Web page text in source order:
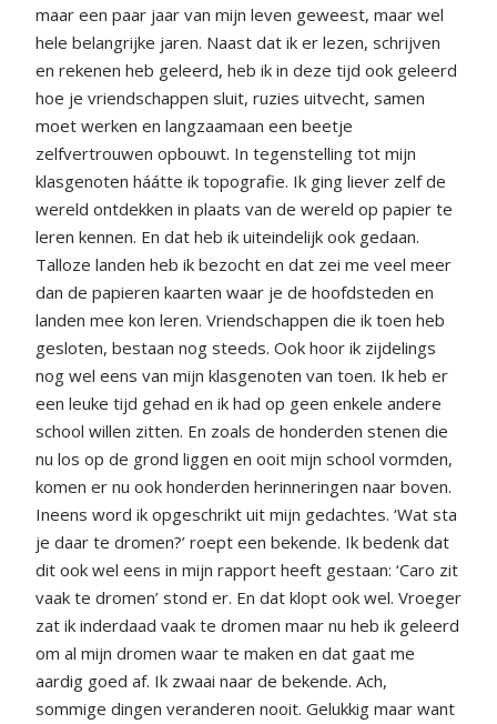
maar een paar jaar van mijn leven geweest, maar wel
hele belangrijke jaren. Naast dat ik er lezen, schrijven
en rekenen heb geleerd, heb ik in deze tijd ook geleerd
hoe je vriendschappen sluit, ruzies uitvecht, samen
moet werken en langzaamaan een beetje
zelfvertrouwen opbouwt. In tegenstelling tot mijn
klasgenoten háátte ik topografie. Ik ging liever zelf de
wereld ontdekken in plaats van de wereld op papier te
leren kennen. En dat heb ik uiteindelijk ook gedaan.
Talloze landen heb ik bezocht en dat zei me veel meer
dan de papieren kaarten waar je de hoofdsteden en
landen mee kon leren. Vriendschappen die ik toen heb
gesloten, bestaan nog steeds. Ook hoor ik zijdelings
nog wel eens van mijn klasgenoten van toen. Ik heb er
een leuke tijd gehad en ik had op geen enkele andere
school willen zitten. En zoals de honderden stenen die
nu los op de grond liggen en ooit mijn school vormden,
komen er nu ook honderden herinneringen naar boven.
Ineens word ik opgeschrikt uit mijn gedachtes. ‘Wat sta
je daar te dromen?’ roept een bekende. Ik bedenk dat
dit ook wel eens in mijn rapport heeft gestaan: ‘Caro zit
vaak te dromen’ stond er. En dat klopt ook wel. Vroeger
zat ik inderdaad vaak te dromen maar nu heb ik geleerd
om al mijn dromen waar te maken en dat gaat me
aardig goed af. Ik zwaai naar de bekende. Ach,
sommige dingen veranderen nooit. Gelukkig maar want